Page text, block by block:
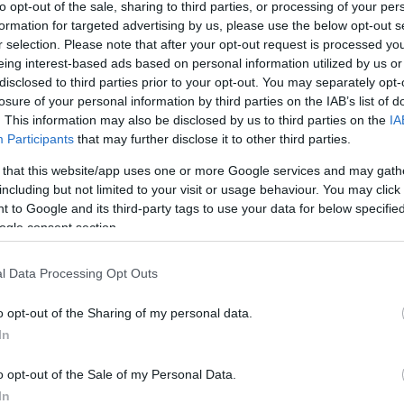
opt-out of the sale, sharing to third parties, or processing of your
for targeted advertising by us, please use the below opt-out
selection. Please note that after your opt-out request is processed
interest-based ads based on personal information utilized by us
to third parties prior to your opt-out. You may separately
of your personal information by third parties on the IAB’s list of
This information may also be disclosed by us to third parties on the
Participants that may further disclose it to other third parties.
that this website/app uses one or more Google services and may
but not limited to your visit or usage behaviour. You may
to Google and its third-party tags to use your data for below
consent section.
Data Processing Opt Outs
opt-out of the Sharing of my personal data.
opt-out of the Sale of my Personal Data.
címe:
api/trackback/id/428558
vállal, azokat nem ellenőrzi. Kifogás esetén forduljon a blog szerkesztőjéhez. Részletek
tájékoztatóban
vicces (39) videó (
(1 ) wes anderson (1
will ferrell (1)
rudd (1) zen (1)
Címkefelhő
Rovatok
Kattint!
Zene és Pop!